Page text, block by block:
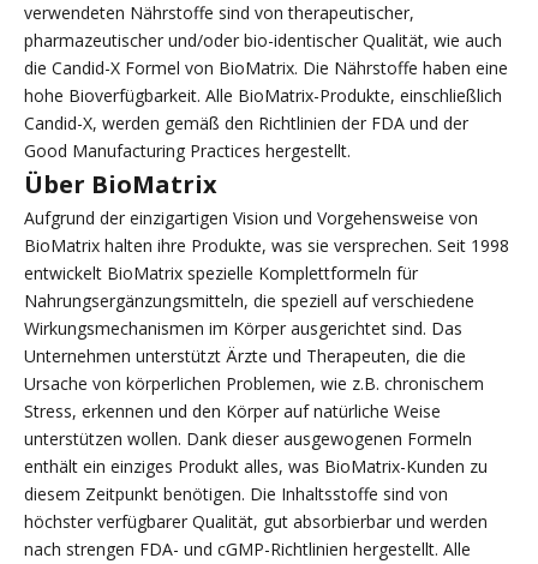
verwendeten Nährstoffe sind von therapeutischer,
pharmazeutischer und/oder bio-identischer Qualität, wie auch
die Candid-X Formel von BioMatrix. Die Nährstoffe haben eine
hohe Bioverfügbarkeit. Alle BioMatrix-Produkte, einschließlich
Candid-X, werden gemäß den Richtlinien der FDA und der
Good Manufacturing Practices hergestellt.
Über BioMatrix
Aufgrund der einzigartigen Vision und Vorgehensweise von
BioMatrix halten ihre Produkte, was sie versprechen. Seit 1998
entwickelt BioMatrix spezielle Komplettformeln für
Nahrungsergänzungsmitteln, die speziell auf verschiedene
Wirkungsmechanismen im Körper ausgerichtet sind. Das
Unternehmen unterstützt Ärzte und Therapeuten, die die
Ursache von körperlichen Problemen, wie z.B. chronischem
Stress, erkennen und den Körper auf natürliche Weise
unterstützen wollen. Dank dieser ausgewogenen Formeln
enthält ein einziges Produkt alles, was BioMatrix-Kunden zu
diesem Zeitpunkt benötigen. Die Inhaltsstoffe sind von
höchster verfügbarer Qualität, gut absorbierbar und werden
nach strengen FDA- und cGMP-Richtlinien hergestellt. Alle